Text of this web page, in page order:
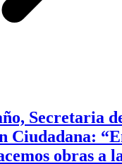
Secretaria
Ciudadana:
obras a